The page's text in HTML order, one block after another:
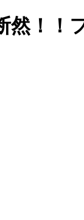
然！！